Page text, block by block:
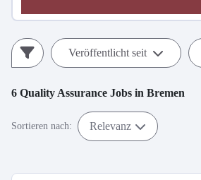
Veröffentlicht seit
6 Quality Assurance Jobs in Bremen
Sortieren nach: Relevanz